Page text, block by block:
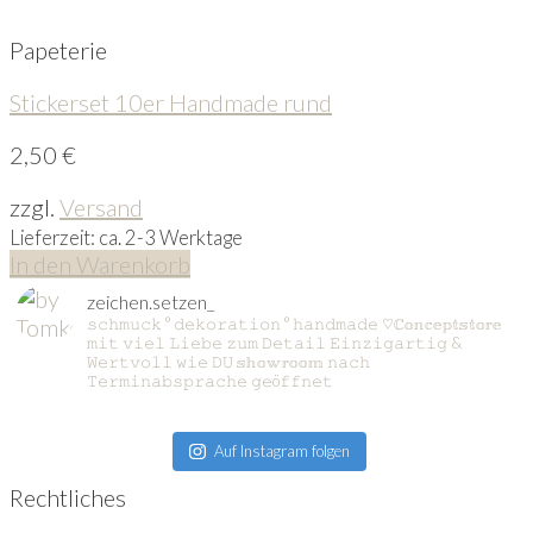
Papeterie
Stickerset 10er Handmade rund
2,50 €
zzgl. Versand
Lieferzeit: ca. 2-3 Werktage
In den Warenkorb
zeichen.setzen_
𝚜𝚌𝚑𝚖𝚞𝚌𝚔 ° 𝚍𝚎𝚔𝚘𝚛𝚊𝚝𝚒𝚘𝚗 ° 𝚑𝚊𝚗𝚍𝚖𝚊𝚍𝚎 ♡ℂ𝕠𝕟𝕔𝕖𝕡𝕥𝕤𝕥𝕠𝕣𝕖
𝚖𝚒𝚝 𝚟𝚒𝚎𝚕 𝙻𝚒𝚎𝚋𝚎 𝚣𝚞𝚖 𝙳𝚎𝚝𝚊𝚒𝚕 𝙴𝚒𝚗𝚣𝚒𝚐𝚊𝚛𝚝𝚒𝚐 &
𝚆𝚎𝚛𝚝𝚟𝚘𝚕𝚕 𝚠𝚒𝚎 𝙳𝚄𝕤𝕙𝕠𝕨𝕣𝕠𝕠𝕞 𝚗𝚊𝚌𝚑
𝚃𝚎𝚛𝚖𝚒𝚗𝚊𝚋𝚜𝚙𝚛𝚊𝚌𝚑𝚎 𝚐𝚎ö𝚏𝚏𝚗𝚎𝚝
Auf Instagram folgen
Rechtliches